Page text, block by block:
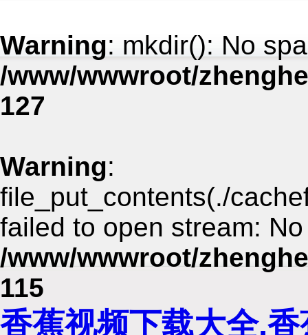
Warning: mkdir(): No
/www/wwwroot/
127
Warning:
file_put_contents(./
failed to open stream:
/www/wwwroot/
115
香蕉视频下载大全,